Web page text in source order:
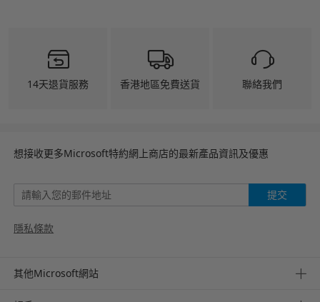
14天退貨服務 香港地區免費送貨 聯絡我們
想接收更多Microsoft特約網上商店的最新產品資訊及優惠
提交
隱私條款
其他Microsoft網站